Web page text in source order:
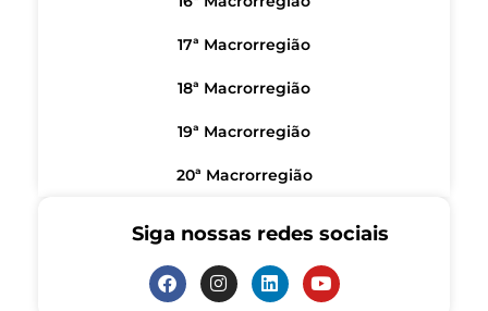
17ª Macrorregião
18ª Macrorregião
19ª Macrorregião
20ª Macrorregião
Siga nossas redes sociais